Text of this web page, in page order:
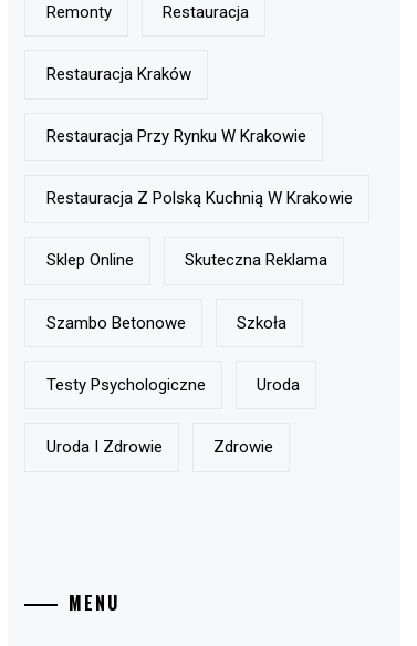
Remonty Restauracja
Restauracja Kraków
Restauracja Przy Rynku W Krakowie
Restauracja Z Polską Kuchnią W Krakowie
Sklep Online Skuteczna Reklama
Szambo Betonowe Szkoła
Testy Psychologiczne Uroda
Uroda I Zdrowie Zdrowie
MENU